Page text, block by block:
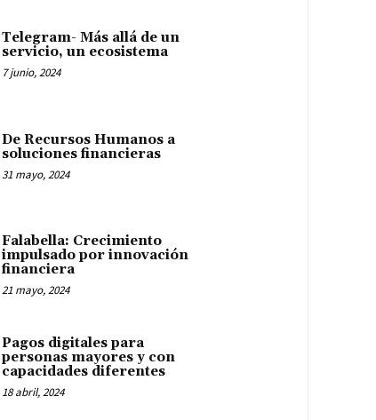
Telegram- Más allá de un
servicio, un ecosistema
7 junio, 2024
De Recursos Humanos a
soluciones financieras
31 mayo, 2024
Falabella: Crecimiento
impulsado por innovación
financiera
21 mayo, 2024
Pagos digitales para
personas mayores y con
capacidades diferentes
18 abril, 2024